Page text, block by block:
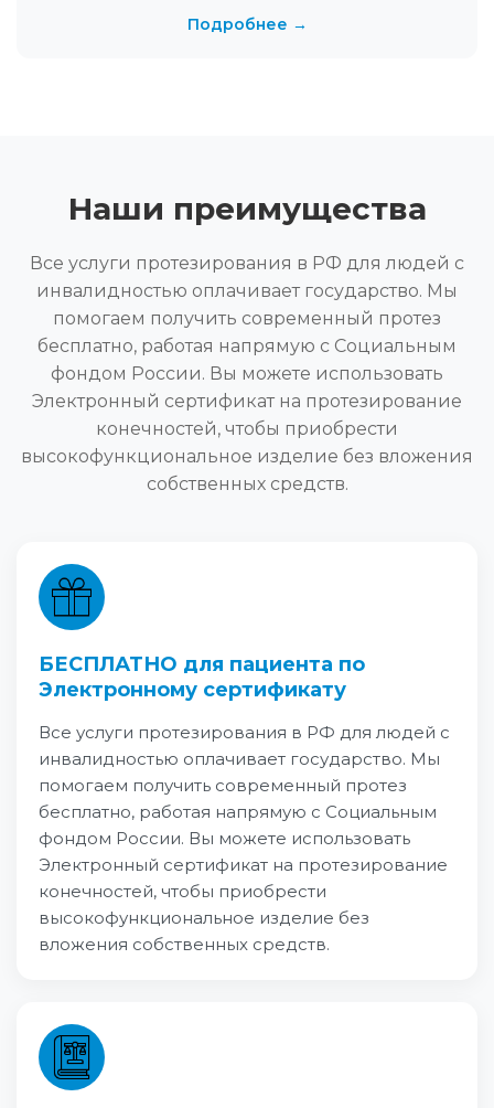
Подробнее →
Наши преимущества
Все услуги протезирования в РФ для людей с
инвалидностью оплачивает государство. Мы
помогаем получить современный протез
бесплатно, работая напрямую с Социальным
фондом России. Вы можете использовать
Электронный сертификат на протезирование
конечностей, чтобы приобрести
высокофункциональное изделие без вложения
собственных средств.
БЕСПЛАТНО для пациента по
Электронному сертификату
Все услуги протезирования в РФ для людей с
инвалидностью оплачивает государство. Мы
помогаем получить современный протез
бесплатно, работая напрямую с Социальным
фондом России. Вы можете использовать
Электронный сертификат на протезирование
конечностей, чтобы приобрести
высокофункциональное изделие без
вложения собственных средств.